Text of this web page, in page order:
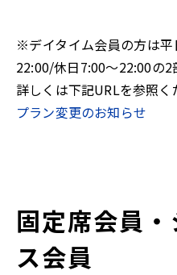
※デイタイム会員の方は
22:00/休日7:00～22:00の2
詳しくは下記URLを参照く
プラン変更のお知らせ
固定席会員
ス会員